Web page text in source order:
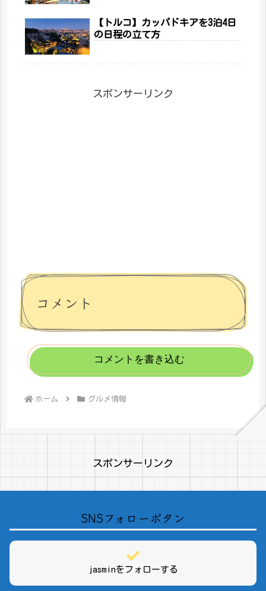
【トルコ】カッパドキアを3泊4日
の日程の立て方
スポンサーリンク
コメント
コメントを書き込む
ホーム グルメ情報
スポンサーリンク
SNSフォローボタン
jasminをフォローする